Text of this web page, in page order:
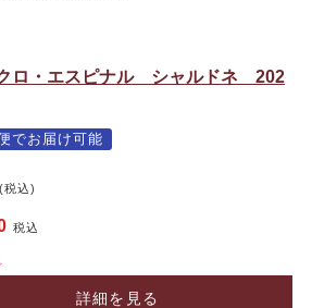
ロ・エスピナル シャルドネ 202
でお届け可能
(税込)
税込
詳細を見る